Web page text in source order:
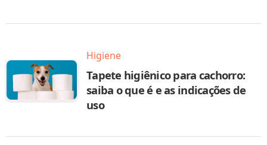
Higiene
Tapete higiênico para cachorro:
saiba o que é e as indicações de
uso